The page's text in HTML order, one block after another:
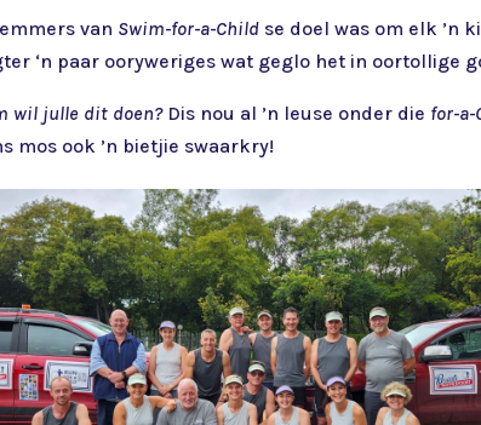
van Swim-for-a-Child se doel was om elk ’n
‘n paar ooryweriges wat geglo het in oortollige
wil julle dit doen?Dis nou al ’n leuse onder die for-a-
mos ook ’n bietjie swaarkry!